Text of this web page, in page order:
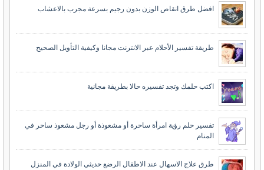
افضل طرق انقاص الوزن بدون رجيم بسرعة مجرب بالاعشاب
طريقة تفسير الأحلام عبر الانترنت مجانا وكيفية التأويل الصحيح
اكتب حلمك وتجد تفسيره حالا بطريقة مجانية
تفسير حلم رؤية امرأة ساحرة أو مشعوذة أو رجل مشعوذ ساحر في
المنام
طرق علاج الاسهال عند الاطفال الرضع حديثي الولادة في المنزل